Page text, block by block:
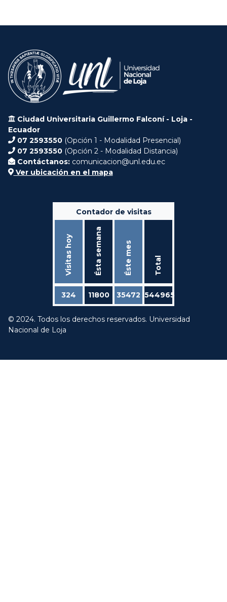
Ciudad Universitaria Guillermo Falconí - Loja -
Ecuador
07 2593550 (Opción 1 - Modalidad Presencial)
07 2593550 (Opción 2 - Modalidad Distancia)
Contáctanos: comunicacion@unl.edu.ec
Ver ubicación en el mapa
Contador de visitas
Visitas hoy Ésta semana Éste mes Total
324 11800 35472 544965
© 2024. Todos los derechos reservados. Universidad
Nacional de Loja